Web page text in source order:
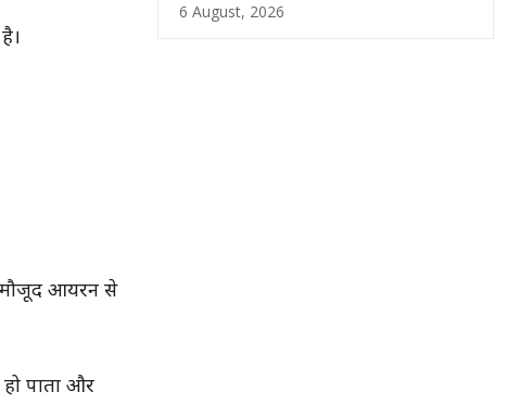
मौजूद आयरन से
पाता और
6 August, 2026